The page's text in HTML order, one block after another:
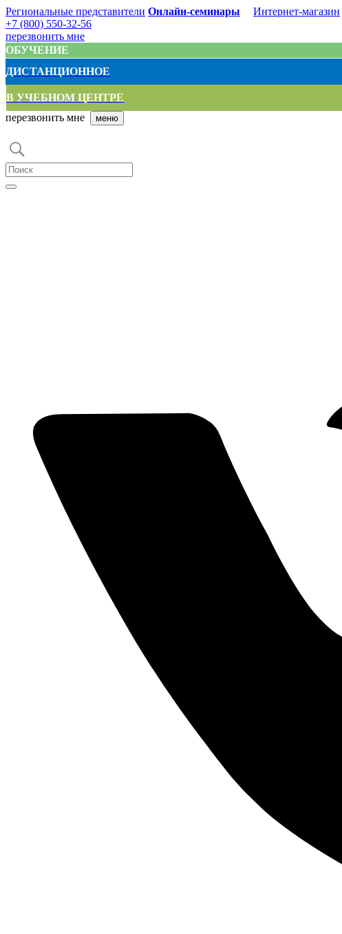
Региональные представители Онлайн-семинары Интернет-магазин
+7 (800) 550-32-56
перезвонить мне
ОБУЧЕНИЕ
ДИСТАНЦИОННОЕ
В УЧЕБНОМ ЦЕНТРЕ
перезвонить мне
меню